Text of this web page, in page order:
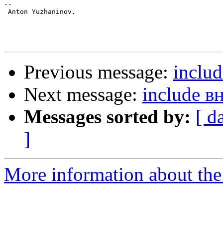
--
Anton Yuzhaninov.
Previous message:
Next message: include
Messages sorted by: [
]
More information about